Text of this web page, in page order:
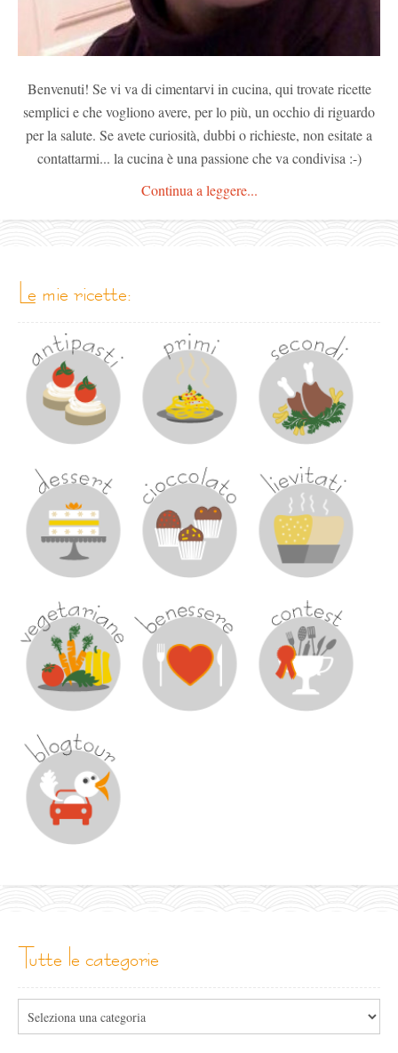
Benvenuti! Se vi va di cimentarvi in cucina, qui trovate ricette
semplici e che vogliono avere, per lo più, un occhio di riguardo
per la salute. Se avete curiosità, dubbi o richieste, non esitate a
contattarmi... la cucina è una passione che va condivisa :-)
Continua a leggere...
le mie ricette:
tutte le categorie